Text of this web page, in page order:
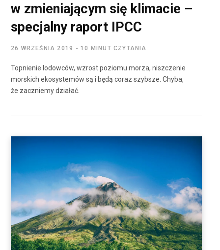
w zmieniającym się klimacie –
specjalny raport IPCC
26 WRZEŚNIA 2019 10 MINUT CZYTANIA
Topnienie lodowców, wzrost poziomu morza, niszczenie
morskich ekosystemów są i będą coraz szybsze. Chyba,
że zaczniemy działać.